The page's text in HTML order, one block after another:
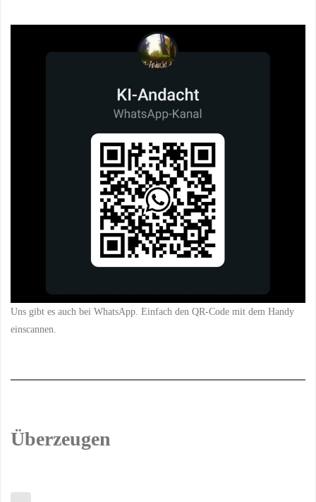
Uns gibt es auch bei WhatsApp. Einfach den QR-Code mit dem Handy
einscannen.
Überzeugen